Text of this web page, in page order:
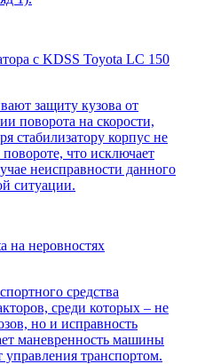
с KDSS Toyota LC 150
защиту кузова от
поворота на скорости,
стабилизатору корпус не
повороте, что исключает
неисправности данного
ситуации.
на неровностях
средства
среди которых – не
но и исправность
маневренность машины
транспортом.